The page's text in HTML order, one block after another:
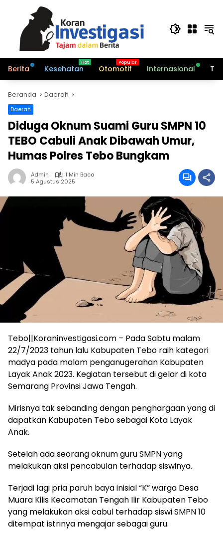
Berita Kesehatan Otomotif Internasional
Beranda Daerah
Daerah
Diduga Oknum Suami Guru SMPN 10
TEBO Cabuli Anak Dibawah Umur,
Humas Polres Tebo Bungkam
Admin
1 Min Baca
5 Agustus 2025
Tebo||Koraninvestigasi.com – Pada Sabtu malam
22/7/2023 tahun lalu Kabupaten Tebo raih kategori
madya pada malam penganugerahan Kabupaten
Layak Anak 2023. Kegiatan tersebut di gelar di kota
Semarang Provinsi Jawa Tengah.
Mirisnya tak sebanding dengan penghargaan yang di
dapatkan Kabupaten Tebo sebagai Kota Layak
Anak.
Setelah ada seorang oknum guru SMPN yang
melakukan aksi pencabulan terhadap siswinya.
Terjadi lagi pria paruh baya inisial “K” warga Desa
Muara Kilis Kecamatan Tengah Ilir Kabupaten Tebo
yang melakukan aksi cabul terhadap siswi SMPN 10
ditempat istrinya mengajar sebagai guru.